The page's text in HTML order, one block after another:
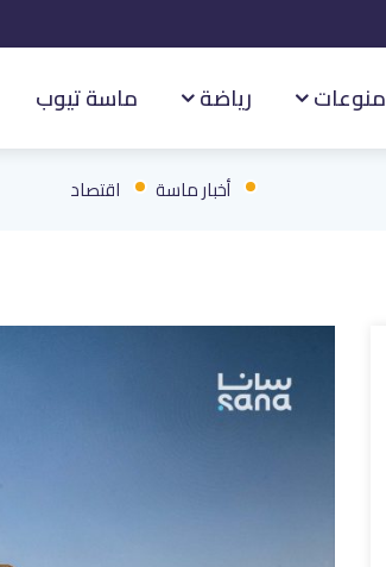
منوعات رياضة ماسة تيوب
أخبار ماسة اقتصاد